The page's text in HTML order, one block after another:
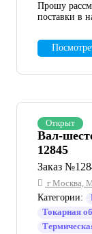
Прошу
поставки в
технико-
оплаты и
Открыт
Вал-
12845
Заказ
г Москва,
Категории:
Токарная